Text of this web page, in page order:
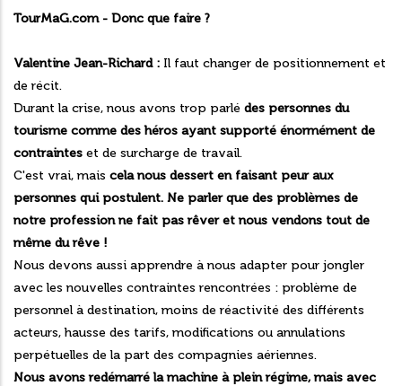
TourMaG.com - Donc que faire ?
Valentine Jean-Richard : Il faut changer de positionnement et
de récit.
Durant la crise, nous avons trop parlé des personnes du
tourisme comme des héros ayant supporté énormément de
contraintes et de surcharge de travail.
C'est vrai, mais cela nous dessert en faisant peur aux
personnes qui postulent. Ne parler que des problèmes de
notre profession ne fait pas rêver et nous vendons tout de
même du rêve !
Nous devons aussi apprendre à nous adapter pour jongler
avec les nouvelles contraintes rencontrées : problème de
personnel à destination, moins de réactivité des différents
acteurs, hausse des tarifs, modifications ou annulations
perpétuelles de la part des compagnies aériennes.
Nous avons redémarré la machine à plein régime, mais avec